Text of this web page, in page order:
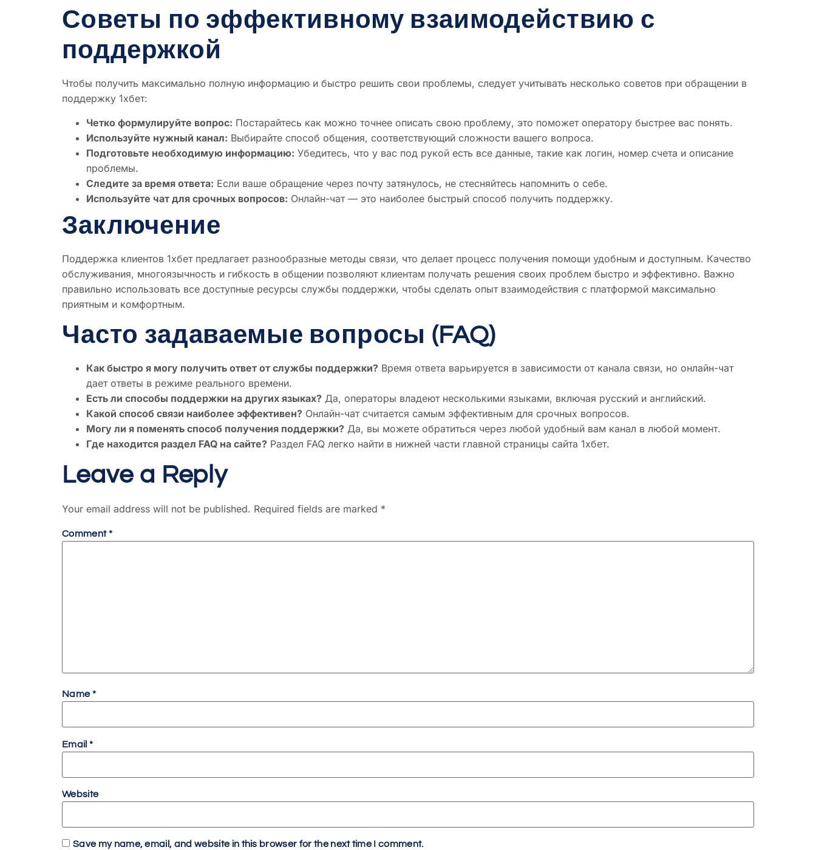
Советы по эффективному взаимодействию с
поддержкой
Чтобы получить максимально полную информацию и быстро решить свои проблемы, следует учитывать несколько советов при обращении в
поддержку 1хбет:
Четко формулируйте вопрос: Постарайтесь как можно точнее описать свою проблему, это поможет оператору быстрее вас понять.
Используйте нужный канал: Выбирайте способ общения, соответствующий сложности вашего вопроса.
Подготовьте необходимую информацию: Убедитесь, что у вас под рукой есть все данные, такие как логин, номер счета и описание
проблемы.
Следите за время ответа: Если ваше обращение через почту затянулось, не стесняйтесь напомнить о себе.
Используйте чат для срочных вопросов: Онлайн-чат — это наиболее быстрый способ получить поддержку.
Заключение
Поддержка клиентов 1хбет предлагает разнообразные методы связи, что делает процесс получения помощи удобным и доступным. Качество
обслуживания, многоязычность и гибкость в общении позволяют клиентам получать решения своих проблем быстро и эффективно. Важно
правильно использовать все доступные ресурсы службы поддержки, чтобы сделать опыт взаимодействия с платформой максимально
приятным и комфортным.
Часто задаваемые вопросы (FAQ)
Как быстро я могу получить ответ от службы поддержки? Время ответа варьируется в зависимости от канала связи, но онлайн-чат
дает ответы в режиме реального времени.
Есть ли способы поддержки на других языках? Да, операторы владеют несколькими языками, включая русский и английский.
Какой способ связи наиболее эффективен? Онлайн-чат считается самым эффективным для срочных вопросов.
Могу ли я поменять способ получения поддержки? Да, вы можете обратиться через любой удобный вам канал в любой момент.
Где находится раздел FAQ на сайте? Раздел FAQ легко найти в нижней части главной страницы сайта 1хбет.
Leave a Reply
Your email address will not be published. Required fields are marked *
Comment*
Name*
Email *
Website
Save my name, email, and website in this browser for the next time I comment.